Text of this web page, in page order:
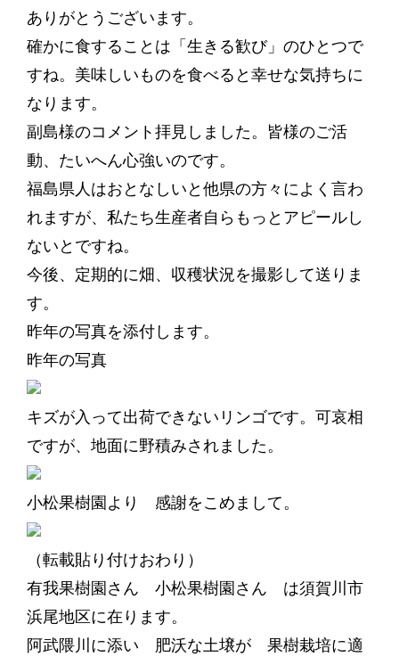
ありがとうございます。
確かに食することは「生きる歓び」のひとつで
すね。美味しいものを食べると幸せな気持ちに
なります。
副島様のコメント拝見しました。皆様のご活
動、たいへん心強いのです。
福島県人はおとなしいと他県の方々によく言わ
れますが、私たち生産者自らもっとアピールし
ないとですね。
今後、定期的に畑、収穫状況を撮影して送りま
す。
昨年の写真を添付します。
昨年の写真
キズが入って出荷できないリンゴです。可哀相
ですが、地面に野積みされました。
小松果樹園より 感謝をこめまして。
（転載貼り付けおわり）
有我果樹園さん 小松果樹園さん は須賀川市
浜尾地区に在ります。
阿武隈川に添い 肥沃な土壌が 果樹栽培に適